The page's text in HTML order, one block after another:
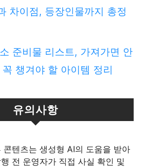
차이점, 등장인물까지 총정
준비물 리스트, 가져가면 안
챙겨야 할 아이템 정리
유의사항
콘텐츠는 생성형 AI의 도움을 받아
전 운영자가 직접 사실 확인 및